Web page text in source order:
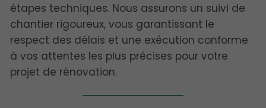
étapes techniques. Nous assurons un suivi de
chantier rigoureux, vous garantissant le
respect des délais et une exécution conforme
à vos attentes les plus précises pour votre
projet de rénovation.